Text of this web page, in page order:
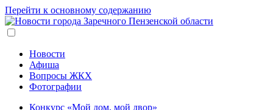
Перейти к основному содержанию
Новости
Афиша
Вопросы ЖКХ
Фотографии
Конкурс «Мой дом, мой двор»